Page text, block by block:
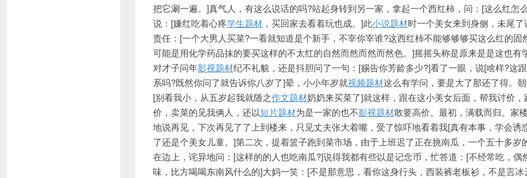
把它涮一遍。]真气人，有这么说话的吗?站起身转到另一家，拿起一个西红柿，问：[这么红怎
说：[嫌红吃着心疼学生题材 ，买回家去看着玩也成。]此小说题材时一个美女来到身侧，未尾了
责任：[一个大男人买菜?一看就知道是个新手，不宰你宰谁?这西红柿不能够够够买这么红的固
可能是用化学药品抹的要买这样的不太红的自然而然而然而然色。]摇摇头称是原来是是这也有
对才子问年影视题材纪不礼貌，还是抖胆问了一句：[赐告你芳龄多少?]看了一眼，说[啥样?这
系吗?既然你问了就告诉你八岁了]晕，小小年岁就视频题材这么有学问，要是大了那还了得。朝
[别看我小，从五岁起我就随之作文题材奶奶来买菜了]就这样，跟在这小美女后面，帮我讨价，
价，卖菜的见我俩人，还以短片题材为是一家的也不影视题材敢要高价。最初，满载而归。家
地说再见，下次再见了了上到楼来，只见丈夫张大着嘴，受了惊吓地看着我[真有本事，学会诱
了还是个美女儿童。]第二次，提着篮子跑到菜市场，由于上班迟了正在挑南瓜，一个五十多岁
在边上，诧异地问：[这样的的人也吃南瓜?]说得我都有些以是记念币，忙答道：[不经常吃，偶
味，比方喝喝东南风什么的]大妈一笑：[不是那意思，看你这身行头，西装裤老板衫，不是言冰